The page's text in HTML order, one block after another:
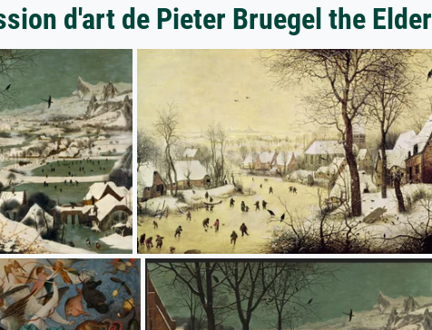
d'art de Pieter Bruegel the Elder